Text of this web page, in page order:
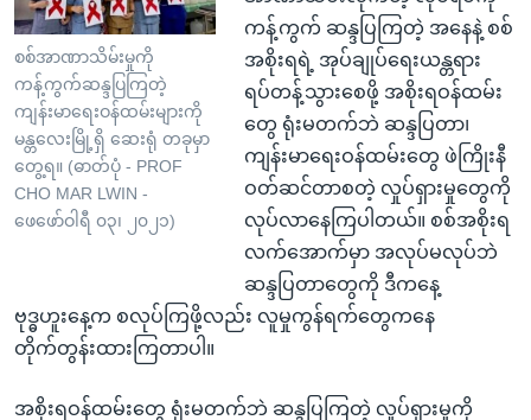
စစ်အာဏာသိမ်းမှုကို
ကန့်ကွက်ဆန္ဒပြကြတဲ့
ကျန်းမာရေးဝန်ထမ်းများကို
မန္တလေးမြို့ရှိ ဆေးရုံ တခုမှာ
တွေ့ရ။ (ဓာတ်ပုံ - PROF
CHO MAR LWIN -
ဖေဖော်ဝါရီ ၀၃၊ ၂၀၂၁)
ကန့်ကွက် ဆန္ဒပြကြတဲ့ အနေနဲ့ စစ်
အစိုးရရဲ့ အုပ်ချုပ်ရေးယန္တရား
ရပ်တန့်သွားစေဖို့ အစိုးရဝန်ထမ်း
တွေ ရုံးမတက်ဘဲ ဆန္ဒပြတာ၊
ကျန်းမာရေးဝန်ထမ်းတွေ ဖဲကြိုးနီ
ဝတ်ဆင်တာစတဲ့ လှုပ်ရှားမှုတွေကို
လုပ်လာနေကြပါတယ်။ စစ်အစိုးရ
လက်အောက်မှာ အလုပ်မလုပ်ဘဲ
ဆန္ဒပြတာတွေကို ဒီကနေ့
ဗုဒ္ဓဟူးနေ့က စလုပ်ကြဖို့လည်း လူမှုကွန်ရက်တွေကနေ
တိုက်တွန်းထားကြတာပါ။
အစိုးရဝန်ထမ်းတွေ ရုံးမတက်ဘဲ ဆန္ဒပြကြတဲ့ လှုပ်ရှားမှုကို